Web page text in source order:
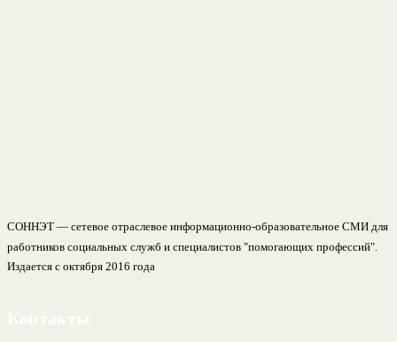
СОННЭТ — сетевое отраслевое информационно-образовательное СМИ для
работников социальных служб и специалистов "помогающих профессий".
Издается с октября 2016 года